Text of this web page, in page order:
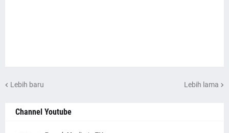
Lebih baru Lebih lama
Channel Youtube